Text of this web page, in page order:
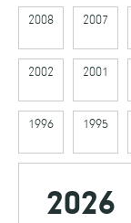
2008 2007
2002 2001
1996 1995
2026